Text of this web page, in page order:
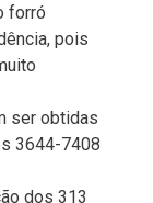
forró
pois
ser obtidas
3644-7408
dos 313